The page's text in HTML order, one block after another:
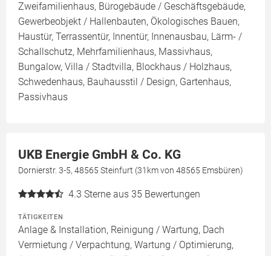
Zweifamilienhaus, Bürogebäude / Geschäftsgebäude,
Gewerbeobjekt / Hallenbauten, Ökologisches Bauen,
Haustür, Terrassentür, Innentür, Innenausbau, Lärm- /
Schallschutz, Mehrfamilienhaus, Massivhaus,
Bungalow, Villa / Stadtvilla, Blockhaus / Holzhaus,
Schwedenhaus, Bauhausstil / Design, Gartenhaus,
Passivhaus
UKB Energie GmbH & Co. KG
Dornierstr. 3-5, 48565 Steinfurt (31km von 48565 Emsbüren)
4.3 Sterne aus 35 Bewertungen
TÄTIGKEITEN
Anlage & Installation, Reinigung / Wartung, Dach
Vermietung / Verpachtung, Wartung / Optimierung,